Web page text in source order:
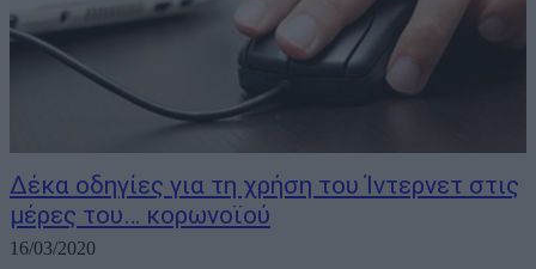
Δέκα οδηγίες για τη χρήση του Ίντερνετ στις
μέρες του… κορωνοϊού
16/03/2020